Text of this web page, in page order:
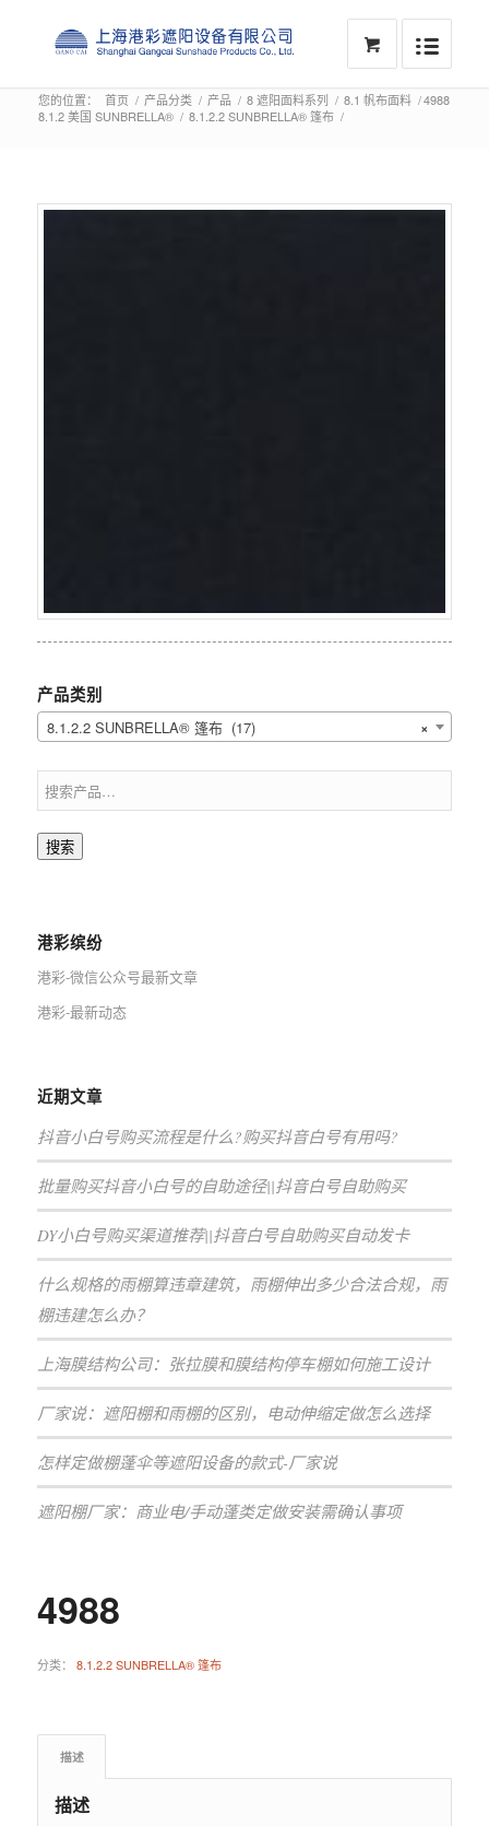
您的位置： 首页 / 产品分类 / 产品 / 8 遮阳面料系列 / 8.1 帆布面料 /
8.1.2 美国 SUNBRELLA® / 8.1.2.2 SUNBRELLA® 篷布 /
4988
产品类别
×
8.1.2.2 SUNBRELLA® 篷布 (17)
搜索
港彩缤纷
港彩-微信公众号最新文章
港彩-最新动态
近期文章
抖音小白号购买流程是什么?购买抖音白号有用吗?
批量购买抖音小白号的自助途径||抖音白号自助购买
DY小白号购买渠道推荐||抖音白号自助购买自动发卡
什么规格的雨棚算违章建筑，雨棚伸出多少合法合规，雨
棚违建怎么办？
上海膜结构公司：张拉膜和膜结构停车棚如何施工设计
厂家说：遮阳棚和雨棚的区别，电动伸缩定做怎么选择
怎样定做棚蓬伞等遮阳设备的款式-厂家说
遮阳棚厂家：商业电/手动蓬类定做安装需确认事项
4988
分类： 8.1.2.2 SUNBRELLA® 篷布
描述
描述